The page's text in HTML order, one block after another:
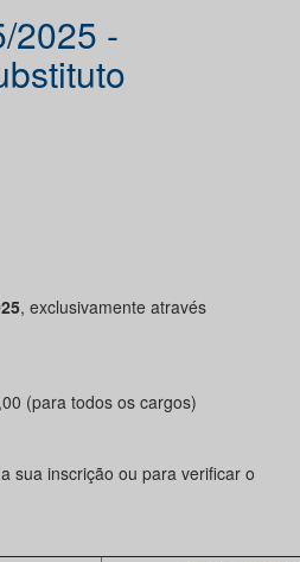
2025 -
, exclusivamente através
(para todos os cargos)
sua inscrição ou para verificar o